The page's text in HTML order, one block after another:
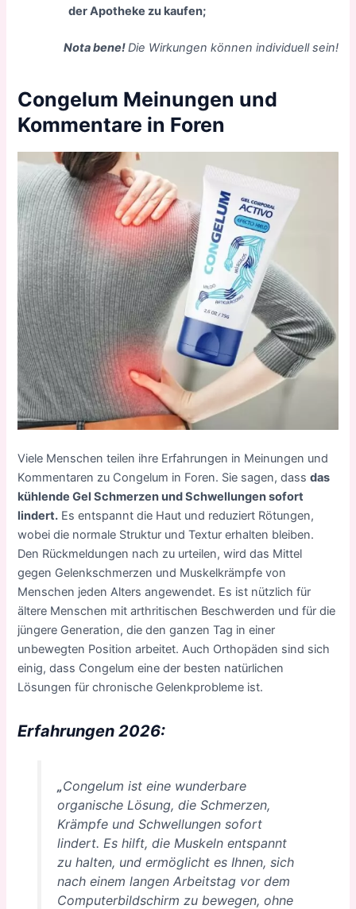
der Apotheke zu kaufen;
Nota bene!Die Wirkungen können individuell sein!
Congelum Meinungen und
Kommentare in Foren
Viele Menschen teilen ihre Erfahrungen in Meinungen und
Kommentaren zu Congelum in Foren. Sie sagen, dassdas
kühlende Gel Schmerzen und Schwellungen sofort
lindert. Es entspannt die Haut und reduziert Rötungen,
wobei die normale Struktur und Textur erhalten bleiben.
Den Rückmeldungen nach zu urteilen, wird das Mittel
gegen Gelenkschmerzen und Muskelkrämpfe von
Menschen jeden Alters angewendet. Es ist nützlich für
ältere Menschen mit arthritischen Beschwerden und für die
jüngere Generation, die den ganzen Tag in einer
unbewegten Position arbeitet. Auch Orthopäden sind sich
einig, dass Congelum eine der besten natürlichen
Lösungen für chronische Gelenkprobleme ist.
Erfahrungen 2026:
„Congelum ist eine wunderbare
organische Lösung, die Schmerzen,
Krämpfe und Schwellungen sofort
lindert. Es hilft, die Muskeln entspannt
zu halten, und ermöglicht es Ihnen, sich
nach einem langen Arbeitstag vor dem
Computerbildschirm zu bewegen, ohne